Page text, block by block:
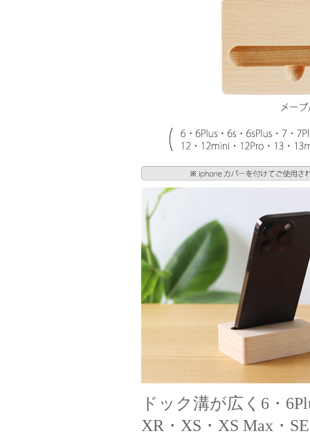
ドック溝が広く6・
XR・XS・XS Max・